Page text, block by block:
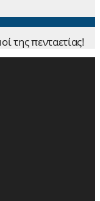
της πενταετίας!